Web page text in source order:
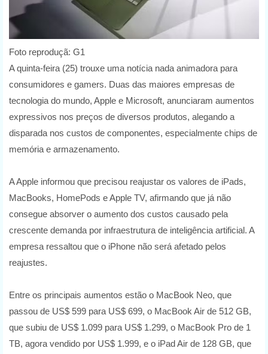
Foto reproduçã: G1
A quinta-feira (25) trouxe uma notícia nada animadora para
consumidores e gamers. Duas das maiores empresas de
tecnologia do mundo, Apple e Microsoft, anunciaram aumentos
expressivos nos preços de diversos produtos, alegando a
disparada nos custos de componentes, especialmente chips de
memória e armazenamento.
A Apple informou que precisou reajustar os valores de iPads,
MacBooks, HomePods e Apple TV, afirmando que já não
consegue absorver o aumento dos custos causado pela
crescente demanda por infraestrutura de inteligência artificial. A
empresa ressaltou que o iPhone não será afetado pelos
reajustes.
Entre os principais aumentos estão o MacBook Neo, que
passou de US$ 599 para US$ 699, o MacBook Air de 512 GB,
que subiu de US$ 1.099 para US$ 1.299, o MacBook Pro de 1
TB, agora vendido por US$ 1.999, e o iPad Air de 128 GB, que